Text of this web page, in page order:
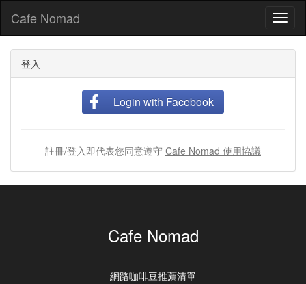
Cafe Nomad
登入
Login with Facebook
註冊/登入即代表您同意遵守 Cafe Nomad 使用協議
Cafe Nomad
網路咖啡豆推薦清單